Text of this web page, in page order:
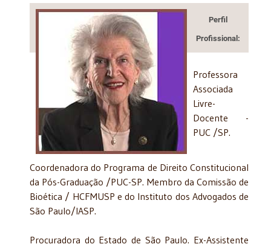
Perfil
Profissional:
Professora
Associada
Livre-
Docente -
PUC /SP.
Coordenadora do Programa de Direito Constitucional
da Pós-Graduação /PUC-SP. Membro da Comissão de
Bioética / HCFMUSP e do Instituto dos Advogados de
São Paulo/IASP.
Procuradora do Estado de São Paulo. Ex-Assistente